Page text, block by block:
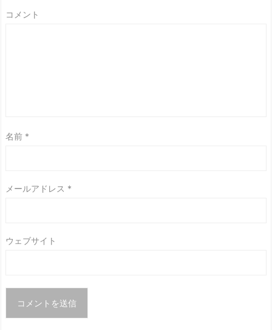
コメント
名前 *
メールアドレス *
ウェブサイト